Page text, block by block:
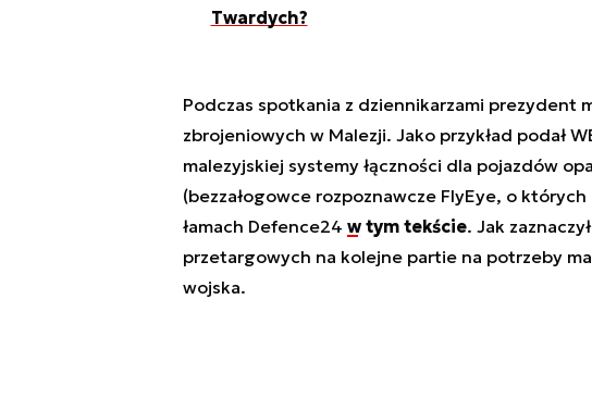
Twardych?
Podczas spotkania z dziennikarzami prezydent
zbrojeniowych w Malezji. Jako przykład podał
malezyjskiej systemy łączności dla pojazdów
(bezzałogowce rozpoznawcze FlyEye, o
łamach Defence24 w tym tekście. Jak
przetargowych na kolejne partie na potrzeby
wojska.